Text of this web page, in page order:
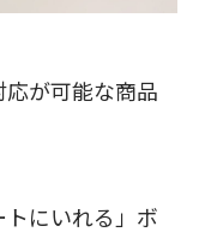
が可能な商品
にいれる」ボ